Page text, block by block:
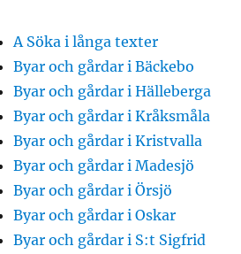
A Söka i långa texter
Byar och gårdar i Bäckebo
Byar och gårdar i Hälleberga
Byar och gårdar i Kråksmåla
Byar och gårdar i Kristvalla
Byar och gårdar i Madesjö
Byar och gårdar i Örsjö
Byar och gårdar i Oskar
Byar och gårdar i S:t Sigfrid